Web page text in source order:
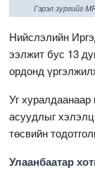
Гэрэл зургийг
Нийслэлийн
ээлжит бус 13
ордонд
Уг
асуудлыг
төсвийн
Улаанбаатар